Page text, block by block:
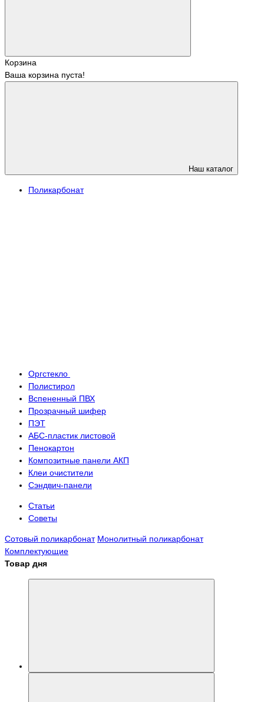
Корзина
Ваша корзина пуста!
Наш каталог
Поликарбонат
Оргстекло
Полистирол
Вспененный ПВХ
Прозрачный шифер
ПЭТ
АБС-пластик листовой
Пенокартон
Композитные панели АКП
Клеи очистители
Сэндвич-панели
Статьи
Советы
Сотовый поликарбонат Монолитный поликарбонат
Комплектующие
Товар дня